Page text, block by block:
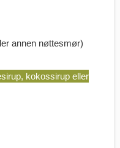
annen nøttesmør)
kokossirup eller